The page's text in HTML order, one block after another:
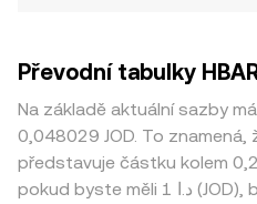
Převodní tabulky
Na základě aktuální sazby
0,048029 JOD. To znamená,
představuje částku kolem
pokud byste měli 1 د.ا (JOD), byl by to ekvivalent přibližně